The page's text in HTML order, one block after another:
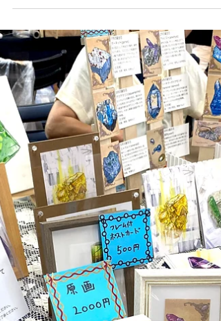
鉱物に関する小説や本などについてざっくり